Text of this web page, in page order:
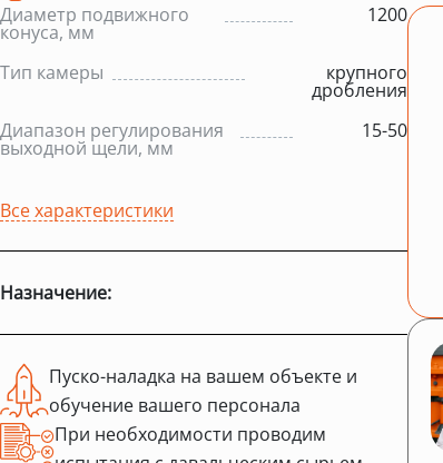
Диаметр подвижного
конуса, мм
1200
Тип камеры крупного
дробления
Диапазон регулирования
выходной щели, мм
15-50
Все характеристики
Назначение:
Пуско-наладка на вашем объекте и
обучение вашего персонала
При необходимости проводим